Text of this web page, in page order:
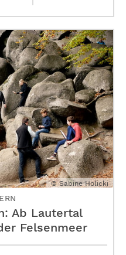
© Sabine Holicki
Ab Lautertal
Felsenmeer